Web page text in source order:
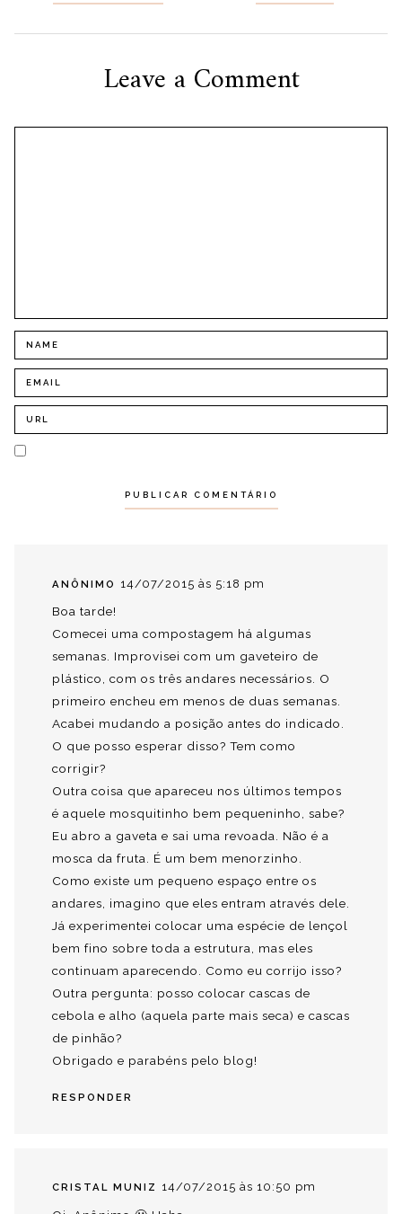
por
Leave a Comment
ANÔNIMO 14/07/2015 às 5:18 pm
Boa tarde!
Comecei uma compostagem há algumas
semanas. Improvisei com um gaveteiro de
plástico, com os três andares necessários. O
primeiro encheu em menos de duas semanas.
Acabei mudando a posição antes do indicado.
O que posso esperar disso? Tem como
corrigir?
Outra coisa que apareceu nos últimos tempos
é aquele mosquitinho bem pequeninho, sabe?
Eu abro a gaveta e sai uma revoada. Não é a
mosca da fruta. É um bem menorzinho.
Como existe um pequeno espaço entre os
andares, imagino que eles entram através dele.
Já experimentei colocar uma espécie de lençol
bem fino sobre toda a estrutura, mas eles
continuam aparecendo. Como eu corrijo isso?
Outra pergunta: posso colocar cascas de
cebola e alho (aquela parte mais seca) e cascas
de pinhão?
Obrigado e parabéns pelo blog!
RESPONDER
CRISTAL MUNIZ 14/07/2015 às 10:50 pm